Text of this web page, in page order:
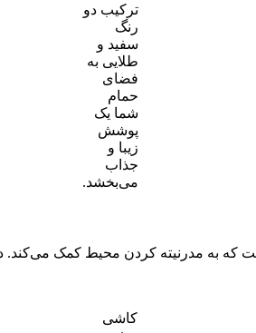
ترکیب دو
رنگ
سفید و
طلایی به
فضای
حمام
شما یک
پوشش
زیبا و
جذاب
می‌بخشد.
به مدرنیته کردن محیط کمک
کاشی